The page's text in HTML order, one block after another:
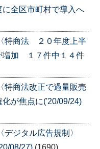
全区市町村で導入へ
特商法 ２０年度上半
増加 １７件中１４件
特商法改正で過量販売
が焦点に('20/09/24)
デジタル広告規制〉
08/27) (1690)